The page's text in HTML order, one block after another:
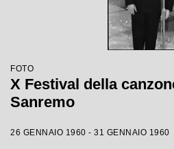
FOTO
X Festival della
Sanremo
26 GENNAIO 1960 - 31 GENNAIO 1960